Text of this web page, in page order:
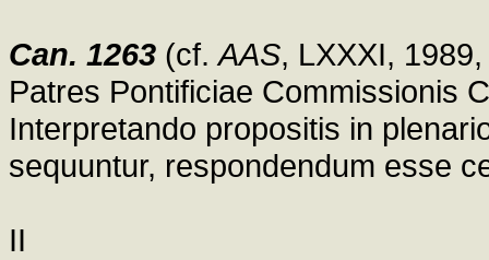
Can. 1263 (cf.AAS, LXXXI,
Patres Pontificiae Commissionis
Interpretando propositis in
sequuntur, respondendum esse
II